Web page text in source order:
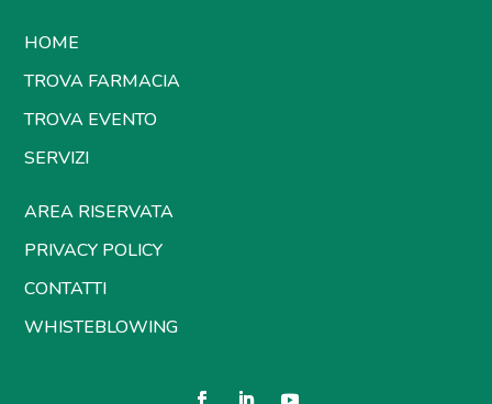
HOME
TROVA FARMACIA
TROVA EVENTO
SERVIZI
AREA RISERVATA
PRIVACY POLICY
CONTATTI
WHISTEBLOWING